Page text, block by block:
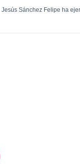
Jesús Sánchez Felipe ha